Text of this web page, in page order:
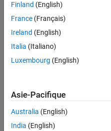
Description
peripheral and provides the
Examples
Get Started with
Run a Simulink model on
Ports
Finland (English)
France (Français)
Ireland (English)
Italia (Italiano)
Luxembourg (English)
Asie-Pacifique
Australia (English)
India (English)